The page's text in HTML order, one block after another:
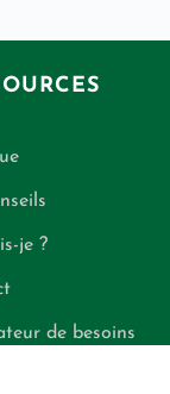
je ?
de besoins